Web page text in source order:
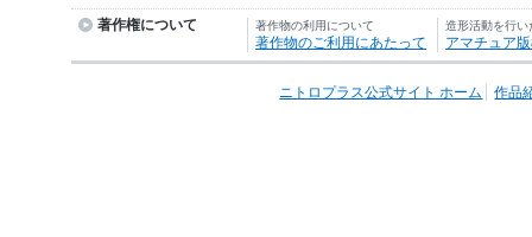
著作権について 著作物の利用について
著作物のご利用にあたって
造形活動を行い
アマチュア
ニトロプラス公式サイト ホーム 作品